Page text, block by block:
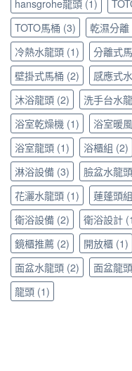
避
坑
指
南〉
中
致
沐
浴
體
驗〉
中
潔
保
養
全
攻
略〉
中
質
感
衛
浴
配
件
與
浴
室
五
金
提
升
居
家
美
學〉
中
hansgrohe龍頭 (1)
TOTO馬桶 (3) 乾濕分離
冷熱水龍頭 (1) 分離式
壁掛式馬桶 (2) 感應式
沐浴龍頭 (2) 洗手台水
浴室乾燥機 (1) 浴室暖
浴室龍頭 (1) 浴櫃組 (2)
淋浴設備 (3) 臉盆水龍頭
花灑水龍頭 (1) 蓮蓬頭組
衛浴設備 (2) 衛浴設計
鏡櫃推薦 (2) 開放櫃 (1)
面盆水龍頭 (2) 面盆龍頭
龍頭 (1)